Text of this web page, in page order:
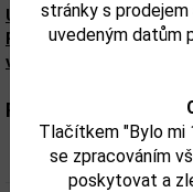
stránky s
uvedeným datům
Tlačítkem "Bylo mi
se zpracováním
poskytovat a
Upozorňujeme, že
Přesné složení a
výrobku. Zkontrolujte
Parametry:
Obsah alkoholu obj. %: